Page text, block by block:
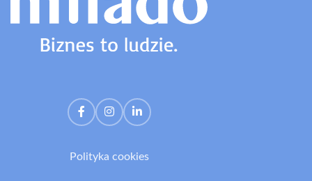
Polityka cookies